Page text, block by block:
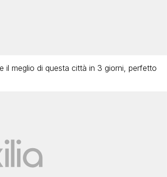
il meglio di questa città in 3 giorni, perfetto